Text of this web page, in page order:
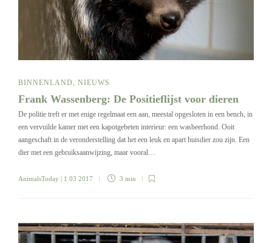
BINNENLAND, NIEUWS
Frank Wassenberg: De Positieflijst voor dieren
De politie treft er met enige regelmaat een aan, meestal opgesloten in een bench, in
een vervuilde kamer met een kapotgebeten interieur: een wasbeerhond. Ooit
aangeschaft in de veronderstelling dat het een leuk en apart huisdier zou zijn. Een
dier met een gebruiksaanwijzing, maar vooral…
AnimalsToday | 1 03 2017 3 min